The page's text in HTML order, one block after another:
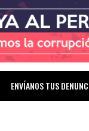
ENVÍANOS TUS